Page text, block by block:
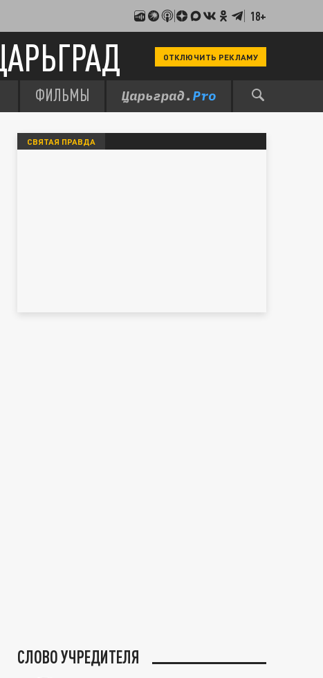
18+
ОТКЛЮЧИТЬ РЕКЛАМУ
ФИЛЬМЫ
СВЯТАЯ ПРАВДА
СЛОВО УЧРЕДИТЕЛЯ